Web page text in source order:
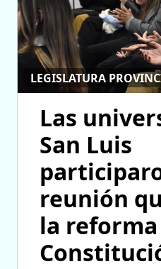
LEGISLATURA
Las
San Luis
reunión
la reforma